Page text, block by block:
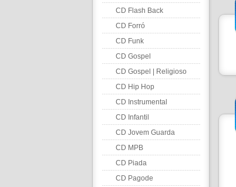
CD Flash Back
CD Forró
CD Funk
CD Gospel
CD Gospel | Religioso
CD Hip Hop
CD Instrumental
CD Infantil
CD Jovem Guarda
CD MPB
CD Piada
CD Pagode